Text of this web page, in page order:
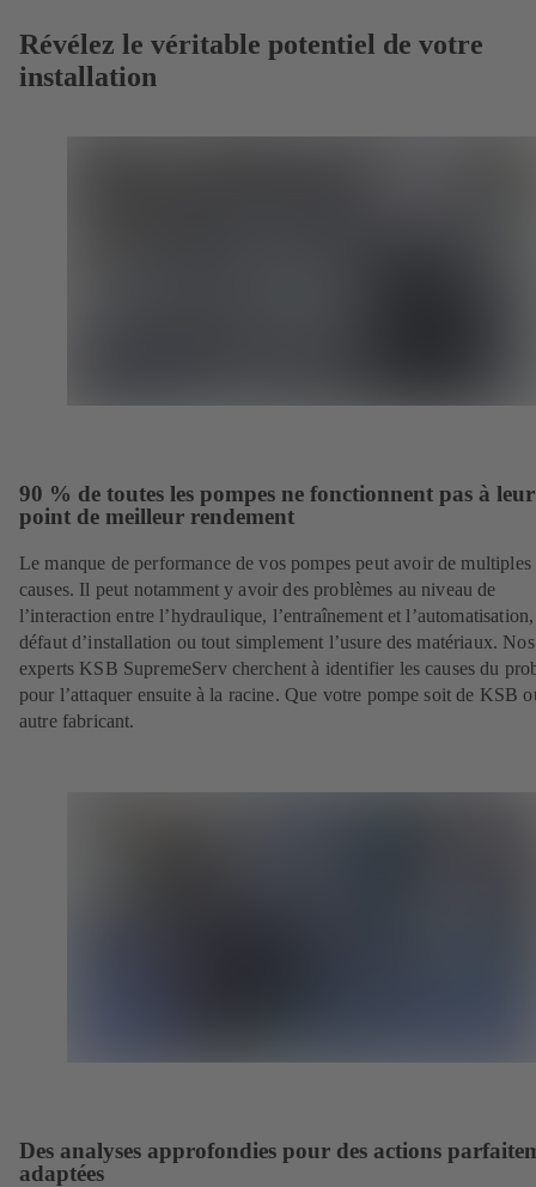
Révélez le véritable potentiel de votre
installation
90 % de toutes les pompes ne fonctionnent pas à leur
point de meilleur rendement
Le manque de performance de vos pompes peut avoir de multiples
causes. Il peut notamment y avoir des problèmes au niveau de
l’interaction entre l’hydraulique, l’entraînement et
défaut d’installation ou tout simplement l’usure des matériaux. Nos
experts KSB SupremeServ cherchent à identifier les causes du
pour l’attaquer ensuite à la racine. Que votre pompe soit de KSB
autre fabricant.
Des analyses approfondies pour des actions
adaptées